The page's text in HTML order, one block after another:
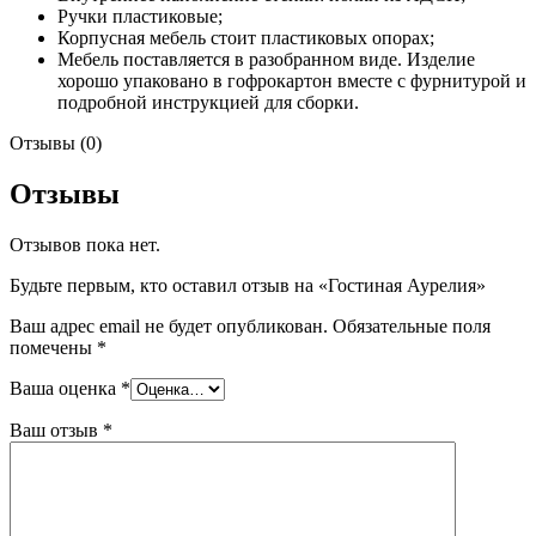
Ручки пластиковые;
Корпусная мебель стоит пластиковых опорах;
Мебель поставляется в разобранном виде. Изделие
хорошо упаковано в гофрокартон вместе с фурнитурой и
подробной инструкцией для сборки.
Отзывы (0)
Отзывы
Отзывов пока нет.
Будьте первым, кто оставил отзыв на «Гостиная Аурелия»
Ваш адрес email не будет опубликован. Обязательные поля
помечены *
Ваша оценка *
Ваш отзыв *